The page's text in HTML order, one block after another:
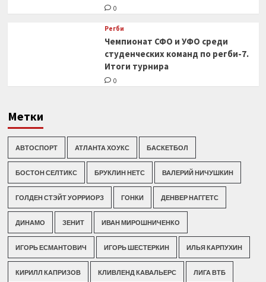
0
Регби
Чемпионат СФО и УФО среди
студенческих команд по регби-7.
Итоги турнира
0
Метки
АВТОСПОРТ АТЛАНТА ХОУКС БАСКЕТБОЛ
БОСТОН СЕЛТИКС БРУКЛИН НЕТС ВАЛЕРИЙ НИЧУШКИН
ГОЛДЕН СТЭЙТ УОРРИОРЗ ГОНКИ ДЕНВЕР НАГГЕТС
ДИНАМО ЗЕНИТ ИВАН МИРОШНИЧЕНКО
ИГОРЬ ЕСМАНТОВИЧ ИГОРЬ ШЕСТЕРКИН ИЛЬЯ КАРПУХИН
КИРИЛЛ КАПРИЗОВ КЛИВЛЕНД КАВАЛЬЕРС ЛИГА ВТБ